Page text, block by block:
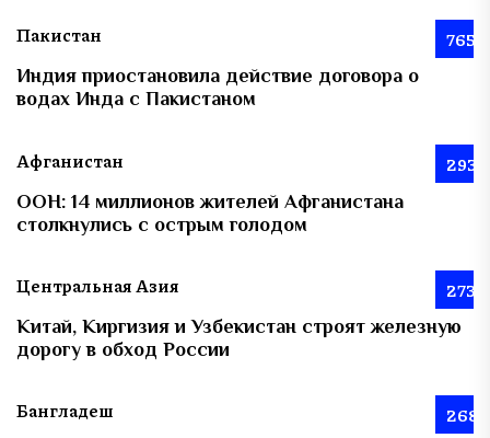
Пакистан 765
Индия приостановила действие договора о
водах Инда с Пакистаном
Афганистан 293
ООН: 14 миллионов жителей Афганистана
столкнулись с острым голодом
Центральная Азия 273
Китай, Киргизия и Узбекистан строят железную
дорогу в обход России
Бангладеш 268